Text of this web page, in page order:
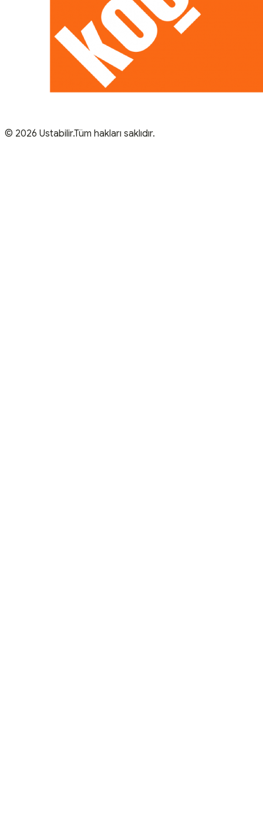
© 2026 Ustabilir.Tüm hakları saklıdır.